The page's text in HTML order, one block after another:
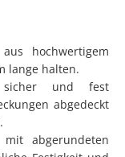
hochwertigem
lange halten.
und fest
abgedeckt
abgerundeten